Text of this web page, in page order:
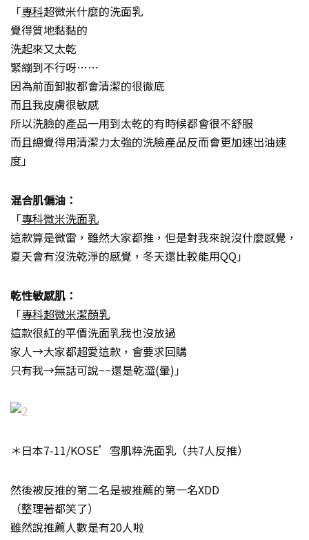
「專科超微米什麼的洗面乳
覺得質地黏黏的
洗起來又太乾
緊繃到不行呀……
因為前面卸妝都會清潔的很徹底
而且我皮膚很敏感
所以洗臉的產品一用到太乾的有時候都會很不舒服
而且總覺得用清潔力太強的洗臉產品反而會更加速出油速
度」
混合肌偏油：
「專科微米洗面乳
這款算是微雷，雖然大家都推，但是對我來說沒什麼感覺，
夏天會有沒洗乾淨的感覺，冬天還比較能用QQ」
乾性敏感肌：
「專科超微米潔顏乳
這款很紅的平價洗面乳我也沒放過
家人→大家都超愛這款，會要求回購
只有我→無話可說~~還是乾澀(暈)」
＊日本7-11/KOSE’雪肌粹洗面乳（共7人反推）
然後被反推的第二名是被推薦的第一名XDD
（整理著都笑了）
雖然說推薦人數是有20人啦